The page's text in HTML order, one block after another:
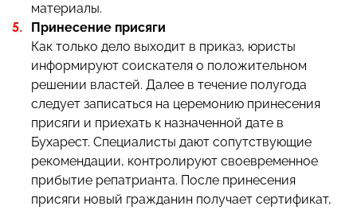
материалы.
Принесение присяги
Как только дело выходит в приказ, юристы
информируют соискателя о положительном
решении властей. Далее в течение полугода
следует записаться на церемонию принесения
присяги и приехать к назначенной дате в
Бухарест. Специалисты дают сопутствующие
рекомендации, контролируют своевременное
прибытие репатрианта. После принесения
присяги новый гражданин получает сертификат,